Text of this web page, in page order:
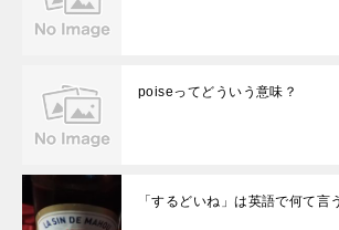
poiseってどういう意味？
「するどいね」は英語で何て言